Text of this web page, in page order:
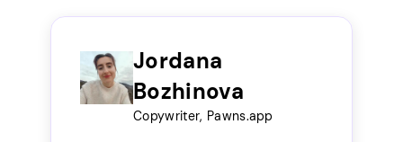
Jordana
Bozhinova
Copywriter, Pawns.app